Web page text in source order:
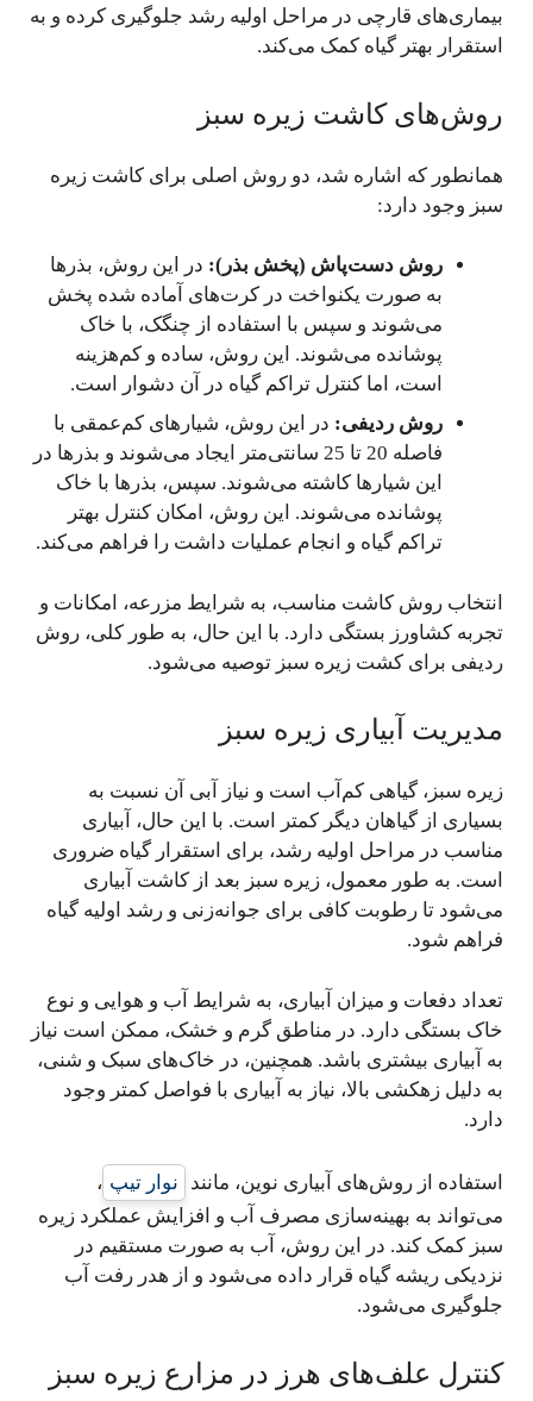
بیماری‌های قارچی در مراحل اولیه رشد جلوگیری کرده و به
استقرار بهتر گیاه کمک می‌کند.
روش‌های کاشت زیره سبز
همانطور که اشاره شد، دو روش اصلی برای کاشت زیره
سبز وجود دارد:
روش دست‌پاش (پخش بذر): در این روش، بذرها
به صورت یکنواخت در کرت‌های آماده شده پخش
می‌شوند و سپس با استفاده از چنگک، با خاک
پوشانده می‌شوند. این روش، ساده و کم‌هزینه
است، اما کنترل تراکم گیاه در آن دشوار است.
روش ردیفی: در این روش، شیارهای کم‌عمقی با
فاصله 20 تا 25 سانتی‌متر ایجاد می‌شوند و بذرها در
این شیارها کاشته می‌شوند. سپس، بذرها با خاک
پوشانده می‌شوند. این روش، امکان کنترل بهتر
تراکم گیاه و انجام عملیات داشت را فراهم می‌کند.
انتخاب روش کاشت مناسب، به شرایط مزرعه، امکانات و
تجربه کشاورز بستگی دارد. با این حال، به طور کلی، روش
ردیفی برای کشت زیره سبز توصیه می‌شود.
مدیریت آبیاری زیره سبز
زیره سبز، گیاهی کم‌آب است و نیاز آبی آن نسبت به
بسیاری از گیاهان دیگر کمتر است. با این حال، آبیاری
مناسب در مراحل اولیه رشد، برای استقرار گیاه ضروری
است. به طور معمول، زیره سبز بعد از کاشت آبیاری
می‌شود تا رطوبت کافی برای جوانه‌زنی و رشد اولیه گیاه
فراهم شود.
تعداد دفعات و میزان آبیاری، به شرایط آب و هوایی و نوع
خاک بستگی دارد. در مناطق گرم و خشک، ممکن است نیاز
به آبیاری بیشتری باشد. همچنین، در خاک‌های سبک و شنی،
به دلیل زهکشی بالا، نیاز به آبیاری با فواصل کمتر وجود
دارد.
استفاده از روش‌های آبیاری نوین، مانند نوار تیپ ،
می‌تواند به بهینه‌سازی مصرف آب و افزایش عملکرد زیره
سبز کمک کند. در این روش، آب به صورت مستقیم در
نزدیکی ریشه گیاه قرار داده می‌شود و از هدر رفت آب
جلوگیری می‌شود.
کنترل علف‌های هرز در مزارع زیره سبز